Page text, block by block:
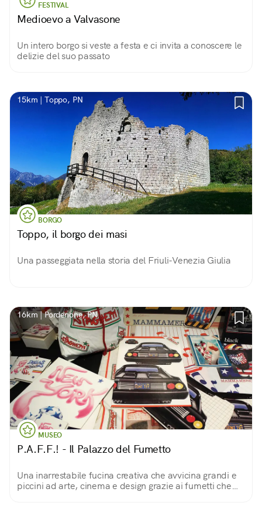
FESTIVAL
Medioevo a Valvasone
Un intero borgo si veste a festa e ci invita a conoscere le
delizie del suo passato
15km | Toppo, PN
BORGO
Toppo, il borgo dei masi
Una passeggiata nella storia del Friuli-Venezia Giulia
16km | Pordenone, PN
MUSEO
P.A.F.F.! - Il Palazzo del Fumetto
Una inarrestabile fucina creativa che avvicina grandi e
piccini ad arte, cinema e design grazie ai fumetti che